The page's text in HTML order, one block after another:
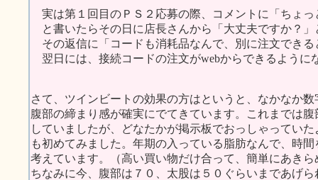
実は第１回目のＰＳ２応募の際、コメントに「ちょ
と書いたらその日に店長さんから「大丈夫ですか？」
その返信に「コードも消耗品なんで、別に注文でき
翌日には、接続コードの注文がwebからできるように
さて、ツインビートの効果の方はというと、なかなか
腹部の締まり感が確実にでてきています。これまでは
していましたが、どなたかが掲示板でおっしゃってい
も初めてみました。年期の入っている脂肪なんで、時
考えています。（高い買い物だけ合って、簡単にあき
ちなみに今、腹部は７０、太股は５０ぐらいまであげ